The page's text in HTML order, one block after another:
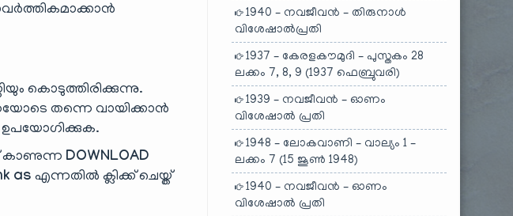
കൊടുത്തിരിക്കുന്നു.
തന്നെ വായിക്കാൻ
കാണുന്ന DOWNLOAD
as എന്നതിൽ ക്ലിക്ക് ചെയ്ത്
1940 – നവജീവൻ – തിരുനാൾ
വിശേഷാൽപ്രതി
1937 – കേരളകൗമുദി – പുസ്തകം 28
ലക്കം 7, 8, 9 (1937 ഫെബ്രുവരി)
1939 – നവജീവൻ – ഓണം
വിശേഷാൽ പ്രതി
1948 – ലോകവാണി – വാല്യം 1 –
ലക്കം 7 (15 ജൂൺ 1948)
1940 – നവജീവൻ – ഓണം
വിശേഷാൽ പ്രതി